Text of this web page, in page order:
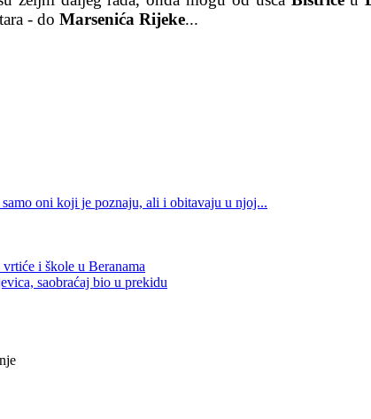
- do Marsenića Rijeke...
oni koji je poznaju, ali i obitavaju u njoj...
i škole u Beranama
saobraćaj bio u prekidu